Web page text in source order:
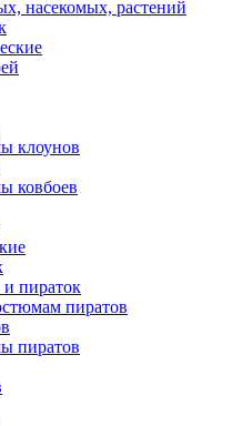
насекомых, растений
клоунов
ковбоев
пираток
пиратов
пиратов